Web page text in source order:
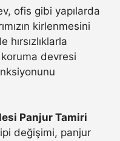
ofis gibi yapılarda
kirlenmesini
koruma devresi
Panjur Tamiri
değişimi, panjur